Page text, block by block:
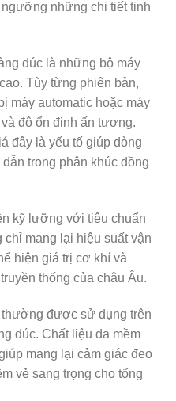
những chi tiết tinh
đúc là những bộ máy
Tùy từng phiên bản,
máy automatic hoặc máy
độ ổn định ấn tượng.
đây là yếu tố giúp dòng
trong phân khúc đồng
kỹ lưỡng với tiêu chuẩn
chỉ mang lại hiệu suất vận
hiện giá trị cơ khí và
thống của châu Âu.
thường được sử dụng trên
đúc. Chất liệu da mềm
mang lại cảm giác đeo
vẻ sang trọng cho tổng